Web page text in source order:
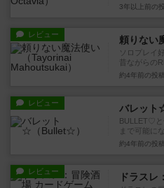
3年以上前 の
レビュー 頼りない
ソロプレイ
昔ながらの
約4年前 の投稿
レビュー バレット
BULLET♡と
まで可能に
約4年前 の投稿
レビュー ドラスレ